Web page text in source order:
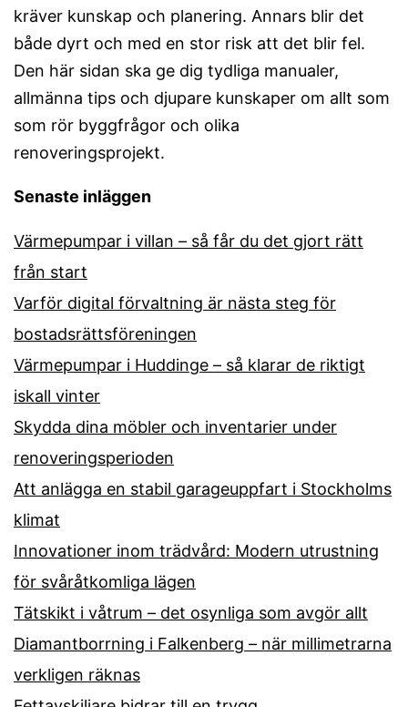
kräver kunskap och planering. Annars blir det
både dyrt och med en stor risk att det blir fel.
Den här sidan ska ge dig tydliga manualer,
allmänna tips och djupare kunskaper om allt som
som rör byggfrågor och olika
renoveringsprojekt.
Senaste inläggen
Värmepumpar i villan – så får du det gjort rätt
från start
Varför digital förvaltning är nästa steg för
bostadsrättsföreningen
Värmepumpar i Huddinge – så klarar de riktigt
iskall vinter
Skydda dina möbler och inventarier under
renoveringsperioden
Att anlägga en stabil garageuppfart i Stockholms
klimat
Innovationer inom trädvård: Modern utrustning
för svåråtkomliga lägen
Tätskikt i våtrum – det osynliga som avgör allt
Diamantborrning i Falkenberg – när millimetrarna
verkligen räknas